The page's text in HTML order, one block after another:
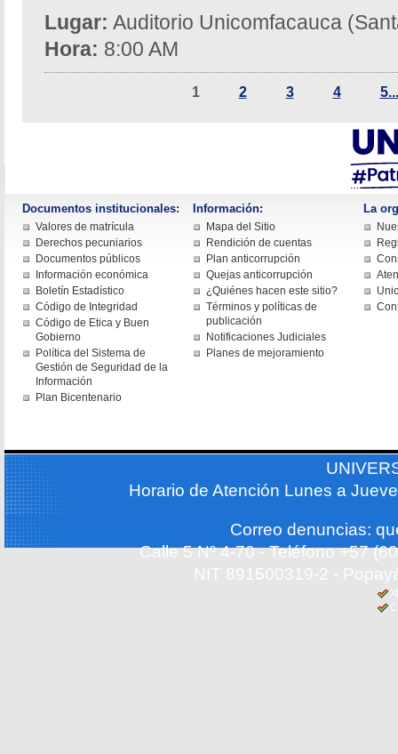
Lugar: Auditorio Unicomfacauca
Hora: 8:00 AM
1 2 3 4 5...
Documentos institucionales:
Valores de matrícula
Derechos pecuniarios
Documentos públicos
Información económica
Boletín Estadístico
Código de Integridad
Código de Etica y Buen
Gobierno
Política del Sistema de
Gestión de Seguridad de la
Información
Plan Bicentenario
Información:
Mapa del Sitio
Rendición de cuentas
Plan anticorrupción
Quejas anticorrupción
¿Quiénes hacen este sitio?
Términos y políticas de
publicación
Notificaciones Judiciales
Planes de mejoramiento
La
Horario de Atención Lunes a
Correo denuncias:
Calle 5 Nº 4-70 - Teléfono +57
NIT 891500319-2 -